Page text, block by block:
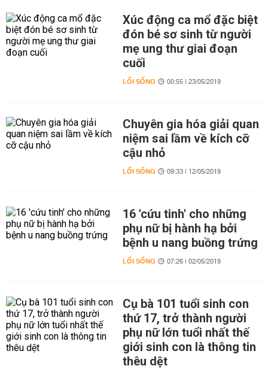
Xúc động ca mổ đặc biệt
đón bé sơ sinh từ người
mẹ ung thư giai đoạn
cuối
LỐI SỐNG 00:55 | 23/05/2019
Chuyên gia hóa giải quan
niệm sai lầm về kích cỡ
cậu nhỏ
LỐI SỐNG 09:33 | 12/05/2019
16 'cứu tinh' cho những
phụ nữ bị hành hạ bởi
bệnh u nang buồng trứng
LỐI SỐNG 07:26 | 02/05/2019
Cụ bà 101 tuổi sinh con
thứ 17, trở thành người
phụ nữ lớn tuổi nhất thế
giới sinh con là thông tin
thêu dệt